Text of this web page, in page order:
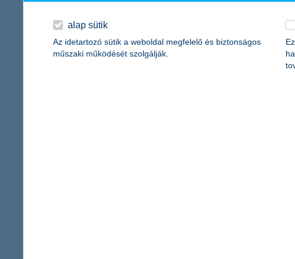
főbb adataink:
K&H Bank
2013. június 30-án:
alap sütik
Az idetartozó sütik a weboldal megfelelő és biztonságos
műszaki működését szolgálják.